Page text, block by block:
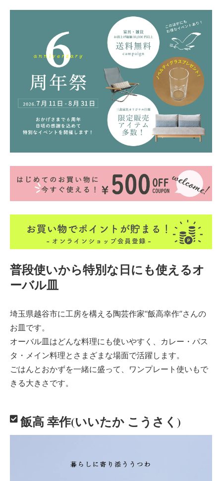
普段使いから特別な日にも使えるオ
ーバル皿
埼玉県越谷市に工房を構える陶芸作家“飯高幸作”さんの
お皿です。
オーバル皿はどんな料理にも使いやすく、カレー・パス
タ・メイン料理とさまざまな場面で活躍します。
ごはんとおかずを一緒に盛って、ワンプレート使いもで
きる大きさです。
飯高 幸作(いいたか こうさく)